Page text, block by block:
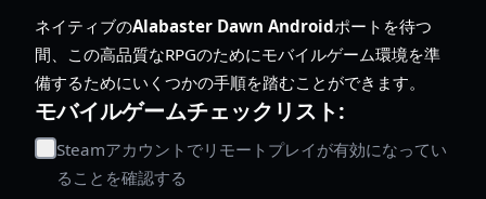
ネイティブのAlabaster Dawn Androidポートを待つ
間、この高品質なRPGのためにモバイルゲーム環境を準
備するためにいくつかの手順を踏むことができます。
モバイルゲームチェックリスト:
Steamアカウントでリモートプレイが有効になってい
ることを確認する